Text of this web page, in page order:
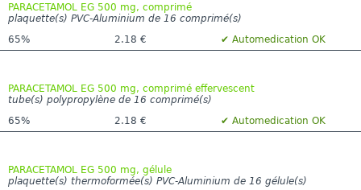
PARACETAMOL EG 500 mg, comprimé
plaquette(s) PVC-Aluminium de 16 comprimé(s)
65%
2.18 € ✔ Automedication OK
PARACETAMOL EG 500 mg, comprimé effervescent
tube(s) polypropylène de 16 comprimé(s)
65%
2.18 € ✔ Automedication OK
PARACETAMOL EG 500 mg, gélule
plaquette(s) thermoformée(s) PVC-Aluminium de 16 gélule(s)